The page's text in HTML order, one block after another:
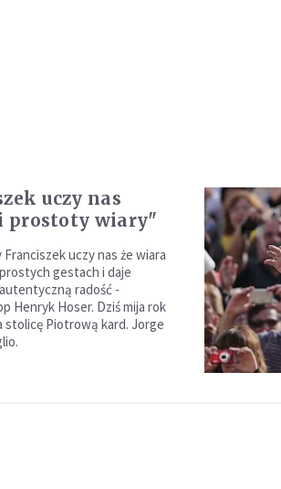
uczy nas
prostoty wiary"
uczy nas że wiara
gestach i daje
radość -
Henryk Hoser. Dziś mija rok
stolicę Piotrową kard. Jorge